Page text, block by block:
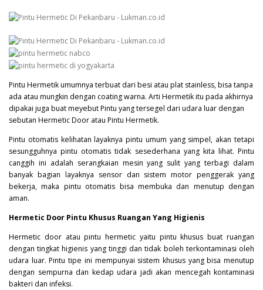
Pintu Hermetik umumnya terbuat dari besi atau plat stainless, bisa tanpa
ada atau mungkin dengan coating warna. Arti Hermetik itu pada akhirnya
dipakai juga buat meyebut Pintu yang tersegel dari udara luar dengan
sebutan Hermetic Door atau Pintu Hermetik.
Pintu otomatis kelihatan layaknya pintu umum yang simpel, akan tetapi
sesungguhnya pintu otomatis tidak sesederhana yang kita lihat. Pintu
canggih ini adalah serangkaian mesin yang sulit yang terbagi dalam
banyak bagian layaknya sensor dan sistem motor penggerak yang
bekerja, maka pintu otomatis bisa membuka dan menutup dengan
aman.
Hermetic Door Pintu Khusus Ruangan Yang Higienis
Hermetic door atau pintu hermetic yaitu pintu khusus buat ruangan
dengan tingkat higienis yang tinggi dan tidak boleh terkontaminasi oleh
udara luar. Pintu tipe ini mempunyai sistem khusus yang bisa menutup
dengan sempurna dan kedap udara jadi akan mencegah kontaminasi
bakteri dan infeksi.